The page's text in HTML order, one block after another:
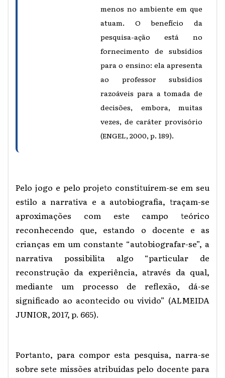
menos no ambiente em que
atuam. O benefício da
pesquisa-ação está no
fornecimento de subsídios
para o ensino: ela apresenta
ao professor subsídios
razoáveis para a tomada de
decisões, embora, muitas
vezes, de caráter provisório
(ENGEL, 2000, p. 189).
Pelo jogo e pelo projeto constituírem-se em seu
estilo a narrativa e a autobiografia, traçam-se
aproximações com este campo teórico
reconhecendo que, estando o docente e as
crianças em um constante “autobiografar-se”, a
narrativa possibilita algo “particular de
reconstrução da experiência, através da qual,
mediante um processo de reflexão, dá-se
significado ao acontecido ou vivido” (ALMEIDA
JUNIOR, 2017, p. 665).
Portanto, para compor esta pesquisa, narra-se
sobre sete missões atribuídas pelo docente para